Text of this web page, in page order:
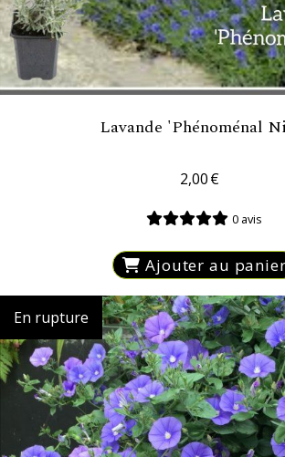
Lavande 'Phénoménal
2,00€
0 avis
Ajouter au panier
En rupture